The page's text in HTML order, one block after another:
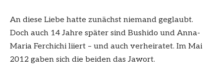
An diese Liebe hatte zunächst niemand geglaubt.
Doch auch 14 Jahre später sind Bushido und Anna-
Maria Ferchichi liiert – und auch verheiratet. Im Mai
2012 gaben sich die beiden das Jawort.